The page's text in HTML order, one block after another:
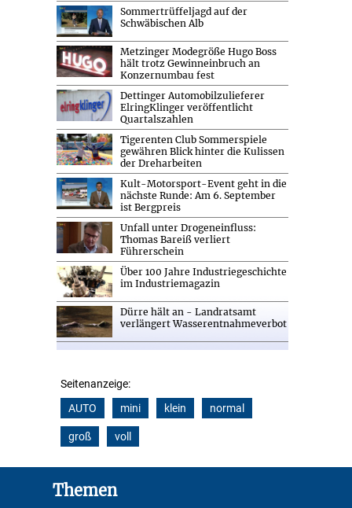
Sommertrüffeljagd auf der
Schwäbischen Alb
Metzinger Modegröße Hugo Boss
hält trotz Gewinneinbruch an
Konzernumbau fest
Dettinger Automobilzulieferer
ElringKlinger veröffentlicht
Quartalszahlen
Tigerenten Club Sommerspiele
gewähren Blick hinter die Kulissen
der Dreharbeiten
Kult-Motorsport-Event geht in die
nächste Runde: Am 6. September
ist Bergpreis
Unfall unter Drogeneinfluss:
Thomas Bareiß verliert
Führerschein
Über 100 Jahre Industriegeschichte
im Industriemagazin
Dürre hält an - Landratsamt
verlängert Wasserentnahmeverbot
Seitenanzeige:
AUTO
mini klein normal
groß voll
Themen